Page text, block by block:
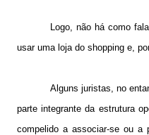
Logo, não há como
usar uma loja do shopping e,
Alguns juristas, no
parte integrante da estrutura
compelido a associar-se ou a